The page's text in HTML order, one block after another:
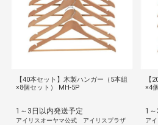
【40本セット】木製ハンガー（5本組
×8個セット） MH-5P
1～3日以内発送予定
アイリスオーヤマ公式 アイリスプラザ
【
×4
1
ア